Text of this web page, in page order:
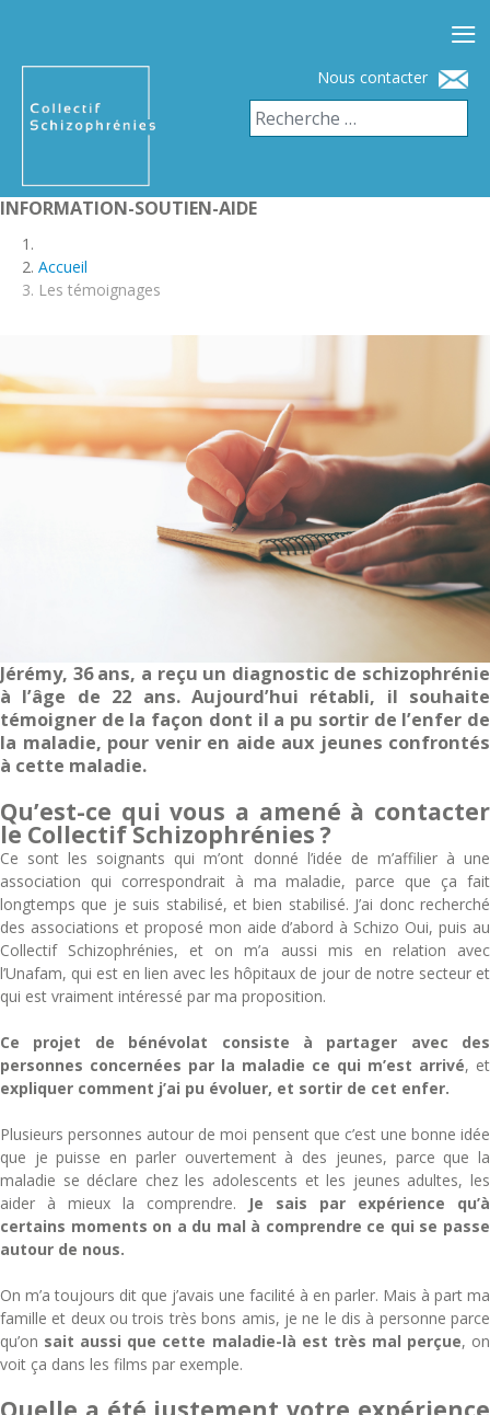
Nous contacter
INFORMATION-SOUTIEN-AIDE
Accueil
Les témoignages
Jérémy, 36 ans, a reçu un diagnostic de schizophrénie
à l’âge de 22 ans. Aujourd’hui rétabli, il souhaite
témoigner de la façon dont il a pu sortir de l’enfer de
la maladie, pour venir en aide aux jeunes confrontés
à cette maladie.
Qu’est-ce qui vous a amené à contacter
le Collectif Schizophrénies ?
Ce sont les soignants qui m’ont donné l’idée de m’affilier à une
association qui correspondrait à ma maladie, parce que ça fait
longtemps que je suis stabilisé, et bien stabilisé. J’ai donc recherché
des associations et proposé mon aide d’abord à Schizo Oui, puis au
Collectif Schizophrénies, et on m’a aussi mis en relation avec
l’Unafam, qui est en lien avec les hôpitaux de jour de notre secteur et
qui est vraiment intéressé par ma proposition.
Ce projet de bénévolat consiste à partager avec des
personnes concernées par la maladie ce qui m’est arrivé, et
expliquer comment j’ai pu évoluer, et sortir de cet enfer.
Plusieurs personnes autour de moi pensent que c’est une bonne idée
que je puisse en parler ouvertement à des jeunes, parce que la
maladie se déclare chez les adolescents et les jeunes adultes, les
aider à mieux la comprendre.
Je sais par expérience qu’à
certains moments on a du mal à comprendre ce qui se passe
autour de nous.
On m’a toujours dit que j’avais une facilité à en parler. Mais à part ma
famille et deux ou trois très bons amis, je ne le dis à personne parce
qu’on sait aussi que cette maladie-là est très mal perçue, on
voit ça dans les films par exemple.
≡